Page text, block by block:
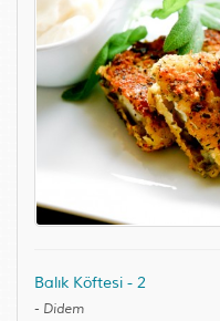
Balık Köftesi - 2
- Didem